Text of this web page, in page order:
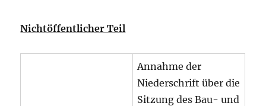
Nichtöffentlicher Teil
Annahme der
Niederschrift über die
Sitzung des Bau- und